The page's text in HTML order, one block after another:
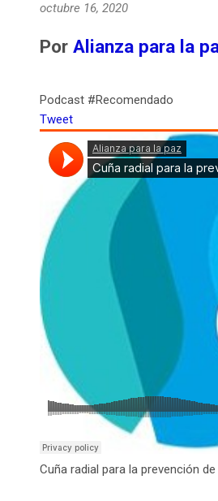
octubre 16, 2020
Por Alianza para la
Podcast #Recomendado
Tweet
Cuña radial para la prevención